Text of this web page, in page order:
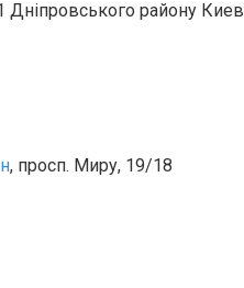
, просп. Миру, 19/18